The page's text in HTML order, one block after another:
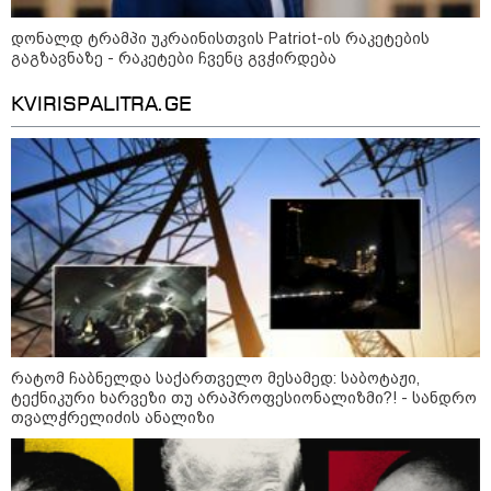
რა უნდა გავაკეთოთ პირველ
რიგში შუქის გამორთვისას: 5
1-დღიანი ტურები თბილისიდან:
სად წავიდეთ დილით და
დავბრუნდეთ საღამოს?
მსოფლიო
დონალდ ტრამპი უკრაინისთვის Patriot-ის რაკეტების
გაგზავნაზე - რაკეტები ჩვენც გვჭირდება
KVIRISPALITRA.GE
რატომ ჩაბნელდა საქართველო მესამედ: საბოტაჟი,
ტექნიკური ხარვეზი თუ არაპროფესიონალიზმი?! - სანდრო
თვალჭრელიძის ანალიზი